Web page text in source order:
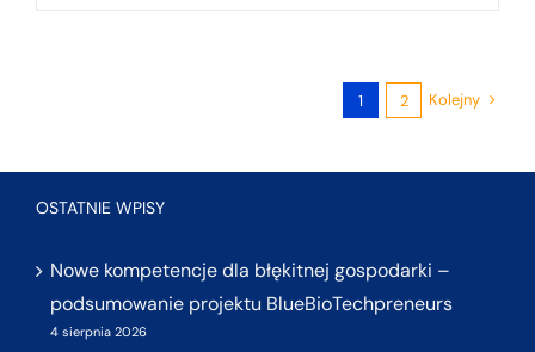
1 2 Kolejny
OSTATNIE WPISY
Nowe kompetencje dla błękitnej gospodarki –
podsumowanie projektu BlueBioTechpreneurs
4 sierpnia 2026